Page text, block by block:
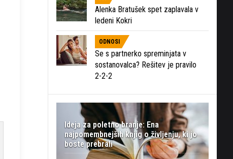
Alenka Bratušek spet zaplavala v
ledeni Kokri
ODNOSI
Se s partnerko spreminjata v
sostanovalca? Rešitev je pravilo
2-2-2
Ideja za poletno branje: Ena
najpomembnejših knjig o življenju, ki jo
boste prebrali